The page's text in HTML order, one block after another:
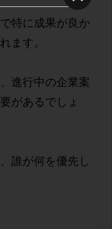
特に成果が良か
ます。
進行中の企業案
があるでしょ
誰が何を優先し